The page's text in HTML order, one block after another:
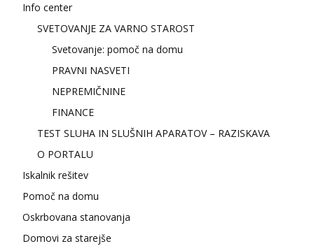
Info center
SVETOVANJE ZA VARNO STAROST
Svetovanje: pomoč na domu
PRAVNI NASVETI
NEPREMIČNINE
FINANCE
TEST SLUHA IN SLUŠNIH APARATOV – RAZISKAVA
O PORTALU
Iskalnik rešitev
Pomoč na domu
Oskrbovana stanovanja
Domovi za starejše